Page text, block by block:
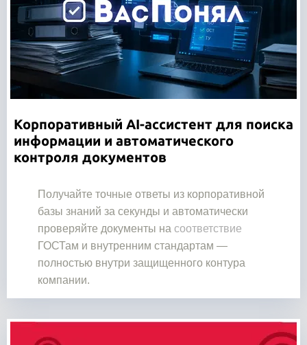
Корпоративный AI-ассистент для поиска
информации и автоматического
контроля документов
Получайте точные ответы из корпоративной
базы знаний за секунды и автоматически
проверяйте документы на соответствие
ГОСТам и внутренним стандартам —
полностью внутри защищенного контура
компании.